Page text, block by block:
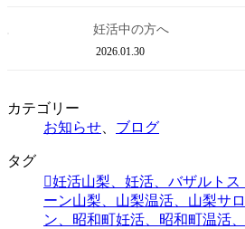
妊活中の方へ
2026.01.30
カテゴリー
お知らせ、 ブログ
タグ
妊活山梨、妊活、バザルトス
ーン山梨、山梨温活、山梨サ
ン、昭和町妊活、昭和町温活